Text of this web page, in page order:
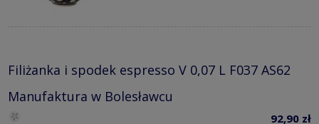
Filiżanka i spodek espresso V 0,07 L F037 AS62
Manufaktura w Bolesławcu
92,90 zł